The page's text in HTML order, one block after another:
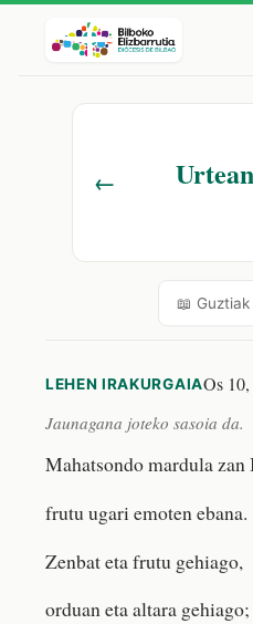
←
📖
LEHEN IRAKURGAIAOs
Jaunagana joteko sasoia da.
Mahatsondo mardula zan
frutu ugari emoten ebana.
Zenbat eta frutu gehiago,
orduan eta altara gehiago;